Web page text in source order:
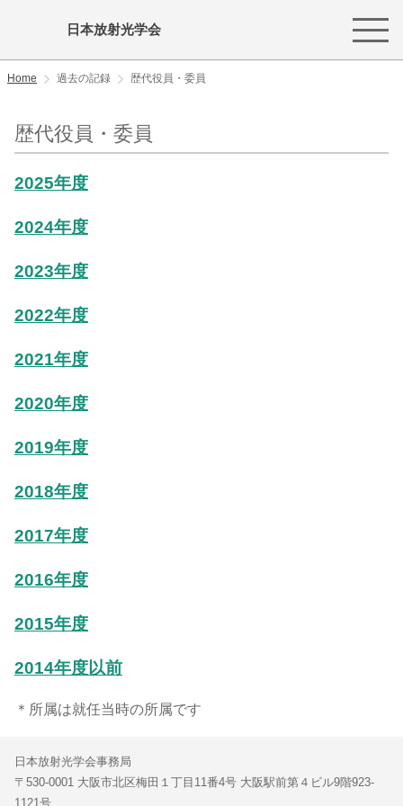
日本放射光学会
Home 過去の記録 歴代役員・委員
歴代役員・委員
2025年度
2024年度
2023年度
2022年度
2021年度
2020年度
2019年度
2018年度
2017年度
2016年度
2015年度
2014年度以前
＊所属は就任当時の所属です
日本放射光学会事務局
〒530-0001 大阪市北区梅田１丁目11番4号 大阪駅前第４ビル9階923-
1121号